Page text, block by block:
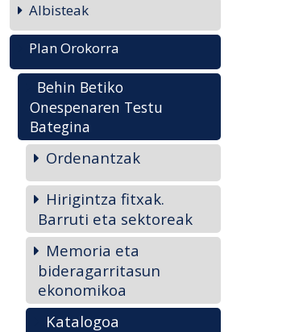
Albisteak
Plan Orokorra
Behin Betiko
Onespenaren Testu
Bategina
Ordenantzak
Hirigintza fitxak.
Barruti eta sektoreak
Memoria eta
bideragarritasun
ekonomikoa
Katalogoa